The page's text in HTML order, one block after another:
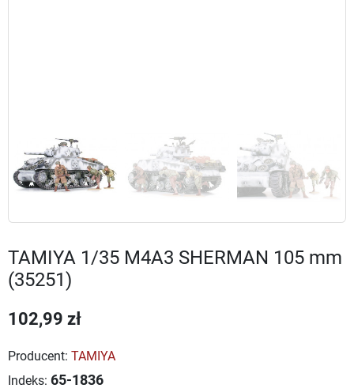
TAMIYA 1/35 M4A3 SHERMAN 105 mm
(35251)
102,99 zł
Producent: TAMIYA
Indeks: 65-1836